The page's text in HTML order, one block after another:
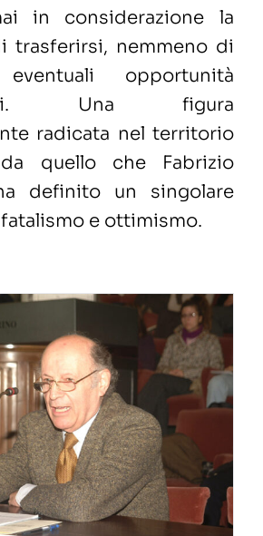
in considerazione la
trasferirsi, nemmeno di
opportunità
Una figura
radicata nel territorio
quelloche Fabrizio
definito un singolare
e ottimismo.